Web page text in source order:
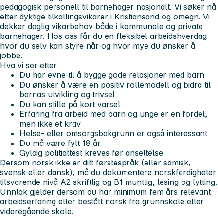
pedagogisk personell til barnehager nasjonalt. Vi søker nå
etter dyktige tilkallingsvikarer i Kristiansand og omegn. Vi
dekker daglig vikarbehov både i kommunale og private
barnehager. Hos oss får du en fleksibel arbeidshverdag
hvor du selv kan styre når og hvor mye du ønsker å
jobbe.
Hva vi ser etter
Du har evne til å bygge gode relasjoner med barn
Du ønsker å være en positiv rollemodell og bidra til
barnas utvikling og trivsel
Du kan stille på kort varsel
Erfaring fra arbeid med barn og unge er en fordel,
men ikke et krav
Helse- eller omsorgsbakgrunn er også interessant
Du må være fylt 18 år
Gyldig politiattest kreves før ansettelse
Dersom norsk ikke er ditt førstespråk (eller samisk,
svensk eller dansk), må du dokumentere norskferdigheter
tilsvarende nivå A2 skriftlig og B1 muntlig, lesing og lytting.
Unntak gjelder dersom du har minimum fem års relevant
arbeidserfaring eller bestått norsk fra grunnskole eller
videregående skole.